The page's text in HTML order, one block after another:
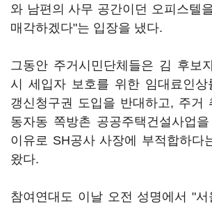
와 남편의 사무 공간이던 오피스텔
매각하겠다"는 입장을 냈다.
그동안 주거시민단체들은 김 후보
시 세입자 보호를 위한 임대료인상
갱신청구권 도입을 반대하고, 주거
동자동 쪽방촌 공공주택건설사업
이유로 SH공사 사장에 부적합하다
왔다.
참여연대도 이날 오전 성명에서 "서